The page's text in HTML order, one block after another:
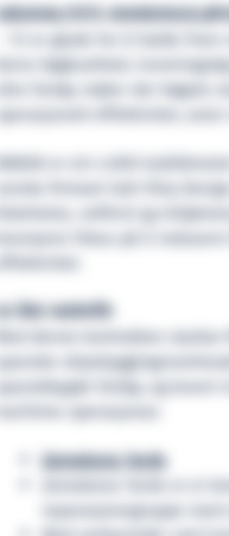
HØGKVALITETS
– Vi er glade for å halde
Deira høgkvalitets
våre fartøy møter dei høgste
operasjonell effektivitet, seier
NB808 er ein 4.000
norske firmaet Salt Ship
fiskehelse, velferd og
bransjens fokus på å
20 ÅRS NÆRVÊR
Med denne kontrakten
spanske
spanskbygde fartøy, og
Zamakona Yards
Zamakona Yards er ei
reparasjonsgruppe med